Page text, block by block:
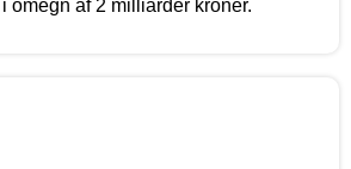
omegn af 2 milliarder kroner.